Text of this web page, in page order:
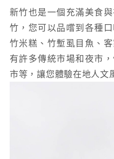
新竹也是一個充滿美食
竹，您可以品嚐到各種
竹米糕、竹塹虱目魚、
有許多傳統市場和夜市
市等，讓您體驗在地人文